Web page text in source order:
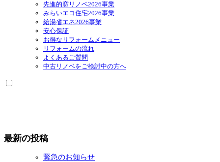
先進的窓リノベ2026事業
みらいエコ住宅2026事業
給湯省エネ2026事業
安心保証
お得なリフォームメニュー
リフォームの流れ
よくあるご質問
中古リノベをご検討中の方へ
最新の投稿
緊急のお知らせ